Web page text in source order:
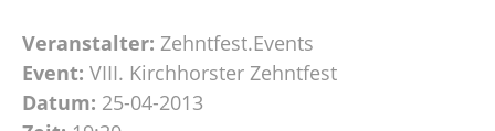
Veranstalter: Zehntfest.Events
Event: VIII. Kirchhorster Zehntfest
Datum: 25-04-2013